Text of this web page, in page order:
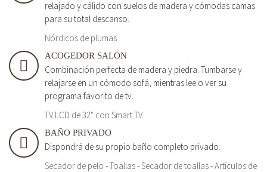
relajado y cálido con suelos de madera y cómodas camas
para su total descanso.
Nórdicos de plumas
ACOGEDOR SALÓN
Combinación perfecta de madera y piedra. Tumbarse y
relajarse en un cómodo sofá, mientras lee o ver su
programa favorito de tv.
TV LCD de 32" con Smart TV.
BAÑO PRIVADO
Dispondrá de su propio baño completo privado.
Secador de pelo - Toallas - Secador de toallas - Artículos de